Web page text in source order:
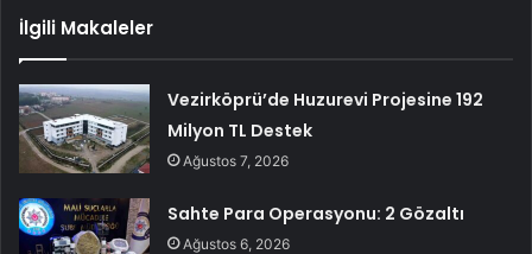
İlgili Makaleler
Vezirköprü’de Huzurevi Projesine 192
Milyon TL Destek
Ağustos 7, 2026
Sahte Para Operasyonu: 2 Gözaltı
Ağustos 6, 2026